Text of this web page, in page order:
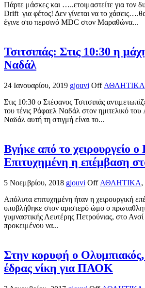
Πάρτε μάσκες και …..ετοιμαστείτε για τον
Drift για φέτος! Δεν γίνεται να το
έγινε στο περσινό MDC στον Μαραθώνα...
Τσιτσιπάς: Στις 10:30 η
Ναδάλ
24 Ιανουαρίου, 2019 gjouvi Off ΑΘΛΗΤΙΚΑ
Στις 10:30 ο Στέφανος Τσιτσιπάς
του τένις Ράφαελ Ναδάλ στον ημιτελικό
Ναδάλ αυτή τη στιγμή είναι το...
Βγήκε από το χειρουργείο ο
Επιτυχημένη η επέμβαση
5 Νοεμβρίου, 2018 gjouvi Off ΑΘΛΗΤΙΚΑ,
Απόλυτα επιτυχημένη ήταν η χειρουργική
υποβλήθηκε στον αριστερό ώμο ο
γυμναστικής Λευτέρης Πετρούνιας, στο Ανσί
προκειμένου να...
Στην κορυφή ο
έδρας νίκη για ΠΑΟΚ